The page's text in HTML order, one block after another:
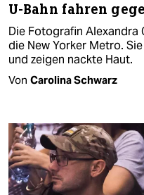
U-Bahn fahren
Die Fotografin Alexandra
die New Yorker Metro.
und zeigen nackte Haut.
Von Carolina Schwarz